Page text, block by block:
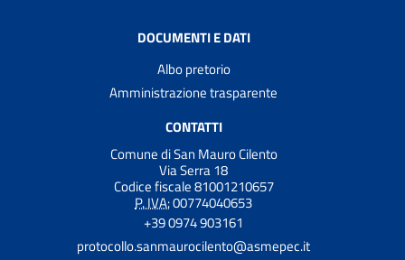
DOCUMENTI E DATI
Albo pretorio
Amministrazione trasparente
CONTATTI
Comune di San Mauro Cilento
Via Serra 18
Codice fiscale 81001210657
P. IVA:00774040653
+39 0974 903161
protocollo.sanmaurocilento@asmepec.it